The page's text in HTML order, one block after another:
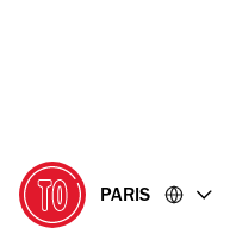
PARIS